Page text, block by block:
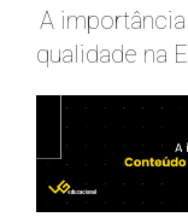
de
EM
A
qualidade na